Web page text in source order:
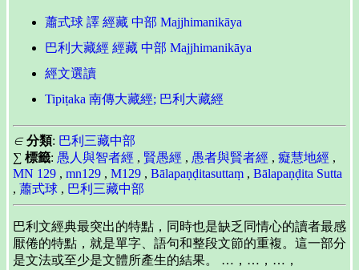
蕭式球 譯 經藏 中部 Majjhimanikāya
巴利大藏經 經藏 中部 Majjhimanikāya
經文選讀
Tipiṭaka 南傳大藏經; 巴利大藏經
∈ 分類: 巴利三藏中部
∑ 標籤: 愚人與智者經 , 賢愚經 , 愚者與賢者經 , 癡慧地經 ,
MN 129 , mn129 , M129 , Bālapaṇḍitasuttaṃ , Bālapaṇḍita Sutta
, 蕭式球 , 巴利三藏中部
巴利文經典最突出的特點，同時也是缺乏同情心的讀者最感
厭倦的特點，就是單字、語句和整段文節的重複。這一部分
是文法或至少是文體所產生的結果。 …，…，…，